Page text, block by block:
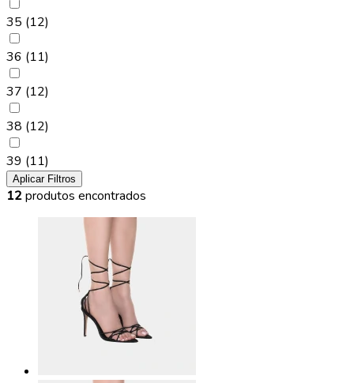
35 (12)
36 (11)
37 (12)
38 (12)
39 (11)
Aplicar Filtros
12produtos encontrados